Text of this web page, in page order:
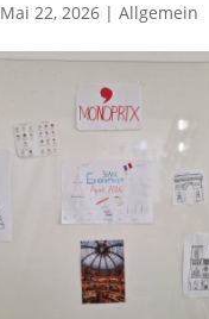
Mai 22, 2026| Allgemein